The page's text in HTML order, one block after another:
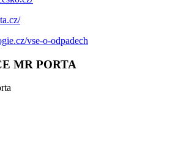
vse-o-odpadech
MR PORTA